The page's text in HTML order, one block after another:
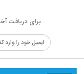
برای دریافت